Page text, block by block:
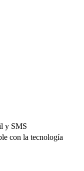
y SMS
con la tecnología